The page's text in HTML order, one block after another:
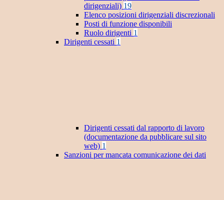
dirigenziali) 19
Elenco posizioni dirigenziali discrezionali
Posti di funzione disponibili
Ruolo dirigenti 1
Dirigenti cessati 1
Dirigenti cessati dal rapporto di lavoro
(documentazione da pubblicare sul sito
web) 1
Sanzioni per mancata comunicazione dei dati